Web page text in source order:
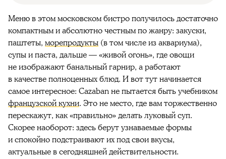
Меню в этом московском бистро получилось достаточно
компактным и абсолютно честным по жанру: закуски,
паштеты, морепродукты (в том числе из аквариума),
супы и паста, дальше — «живой огонь», где овощи
не изображают банальный гарнир, а работают
в качестве полноценных блюд. И вот тут начинается
самое интересное: Cazaban не пытается быть учебником
французской кухни. Это не место, где вам торжественно
перескажут, как «правильно» делать луковый суп.
Скорее наоборот: здесь берут узнаваемые формы
и спокойно подстраивают их под свои вкусы,
актуальные в сегодняшней действительности.